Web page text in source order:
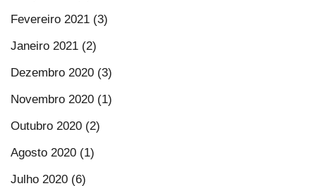
Fevereiro 2021 (3)
Janeiro 2021 (2)
Dezembro 2020 (3)
Novembro 2020 (1)
Outubro 2020 (2)
Agosto 2020 (1)
Julho 2020 (6)